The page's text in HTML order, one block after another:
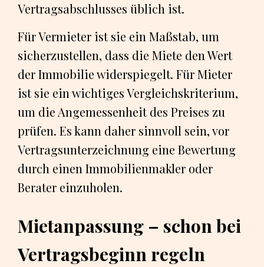
Vertragsabschlusses üblich ist.
Für Vermieter ist sie ein Maßstab, um
sicherzustellen, dass die Miete den Wert
der Immobilie widerspiegelt. Für Mieter
ist sie ein wichtiges Vergleichskriterium,
um die Angemessenheit des Preises zu
prüfen. Es kann daher sinnvoll sein, vor
Vertragsunterzeichnung eine Bewertung
durch einen Immobilienmakler oder
Berater einzuholen.
Mietanpassung – schon bei
Vertragsbeginn regeln